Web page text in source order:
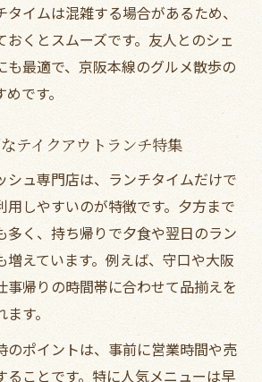
イムは混雑する場合があるため、
おくとスムーズです。友人とのシェ
も最適で、京阪本線のグルメ散歩の
です。
テイクアウトランチ特集
シュ専門店は、ランチタイムだけで
用しやすいのが特徴です。夕方まで
多く、持ち帰りで夕食や翌日のラン
増えています。例えば、守口や大阪
事帰りの時間帯に合わせて品揃えを
す。
のポイントは、事前に営業時間や売
ることです。特に人気メニューは早